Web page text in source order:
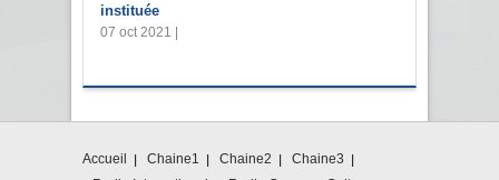
instituée
07 oct 2021 |
Accueil Chaine1 Chaine2
Chaine3